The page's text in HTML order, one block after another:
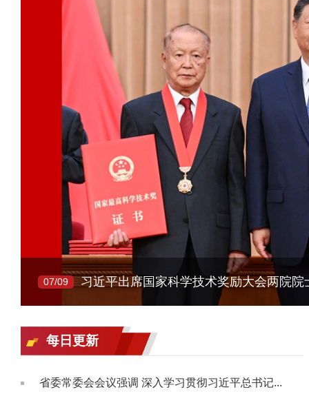
07/09
每日更新
省委常委会会议强调 深入学习贯彻习近平总书记...